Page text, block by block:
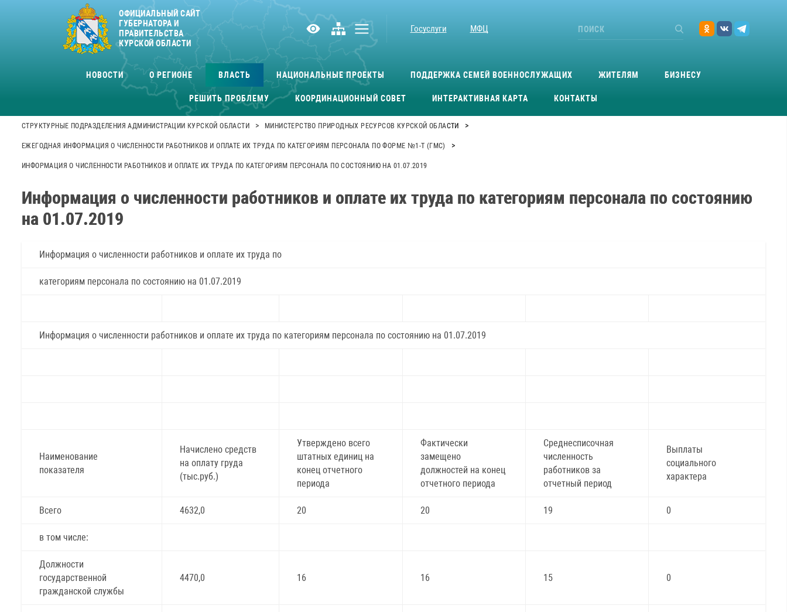
ОФИЦИАЛЬНЫЙ САЙТ
ГУБЕРНАТОРА И
ПРАВИТЕЛЬСТВА
КУРСКОЙ ОБЛАСТИ
Госуслуги МФЦ
НОВОСТИ О РЕГИОНЕ ВЛАСТЬ НАЦИОНАЛЬНЫЕ ПРОЕКТЫ ПОДДЕРЖКА СЕМЕЙ ВОЕННОСЛУЖАЩИХ ЖИТЕЛЯМ БИЗНЕСУ
РЕШИТЬ ПРОБЛЕМУ КООРДИНАЦИОННЫЙ СОВЕТ ИНТЕРАКТИВНАЯ КАРТА КОНТАКТЫ
СТРУКТУРНЫЕ ПОДРАЗДЕЛЕНИЯ АДМИНИСТРАЦИИ КУРСКОЙ ОБЛАСТИ > МИНИСТЕРСТВО ПРИРОДНЫХ РЕСУРСОВ КУРСКОЙ ОБЛАСТИ >
ЕЖЕГОДНАЯ ИНФОРМАЦИЯ О ЧИСЛЕННОСТИ РАБОТНИКОВ И ОПЛАТЕ ИХ ТРУДА ПО КАТЕГОРИЯМ ПЕРСОНАЛА ПО ФОРМЕ №1-Т (ГМС) >
ИНФОРМАЦИЯ О ЧИСЛЕННОСТИ РАБОТНИКОВ И ОПЛАТЕ ИХ ТРУДА ПО КАТЕГОРИЯМ ПЕРСОНАЛА ПО СОСТОЯНИЮ НА 01.07.2019
Информация о численности работников и оплате их труда по категориям персонала по состоянию
на 01.07.2019
Информация о численности работников и оплате их труда по
категориям персонала по состоянию на 01.07.2019
Информация о численности работников и оплате их труда по категориям персонала по состоянию на 01.07.2019
Наименование
показателя
Начислено средств
на оплату груда
(тыс.руб.)
Утверждено всего
штатных единиц на
конец отчетного
периода
Фактически
замещено
должностей на конец
отчетного периода
Среднесписочная
численность
работников за
отчетный период
Выплаты
социального
характера
Всего 4632,0 20 20 19 0
в том числе:
Должности
государственной
гражданской службы
4470,0 16 16 15 0